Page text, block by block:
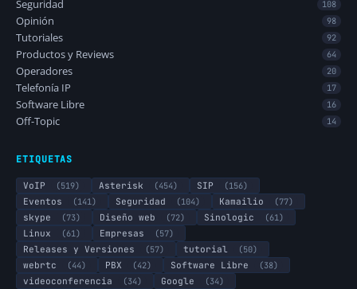
Seguridad 108
Opinión 98
Tutoriales 92
Productos y Reviews 64
Operadores 20
Telefonía IP 17
Software Libre 16
Off-Topic 14
ETIQUETAS
VoIP (519) Asterisk (454) SIP
(156)
Eventos
(141) Seguridad (104) Kamailio
(77)
skype
(73) Diseño web (72) Sinologic
(61)
Linux
(61) Empresas
(57)
Releases y Versiones
(57) tutorial
(50)
webrtc
(44) PBX (42) Software Libre
(38)
videoconferencia
(34) Google (34)